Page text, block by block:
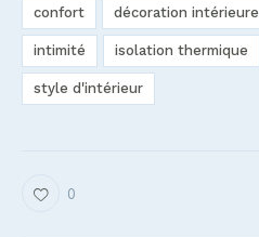
confort décoration intérieure
intimité isolation thermique
style d'intérieur
0